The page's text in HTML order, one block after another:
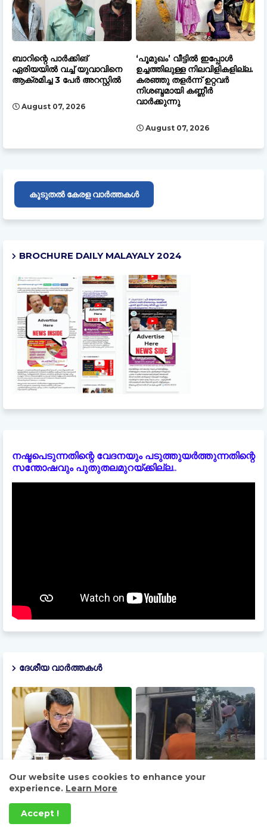
ബാറിന്റെ പാർക്കിങ്
ഏരിയയിൽ വച്ച് യുവാവിനെ
ആക്രമിച്ച 3 പേർ അറസ്റ്റിൽ
August 07, 2026
‘പൂമുഖം’ വീട്ടിൽ ഇപ്പോൾ
ഉച്ചത്തിലുള്ള നിലവിളികളില്ല.
കരഞ്ഞു തളർന്ന് ഉറ്റവർ
നിശബ്ദമായി കണ്ണീർ
വാർക്കുന്നു
August 07, 2026
കൂടുതൽ കേരള വാർത്തകൾ
BROCHURE DAILY MALAYALY 2024
നഷ്ടപെടുന്നതിന്റെ വേദനയും പടുത്തുയർത്തുന്നതിന്റെ
സന്തോഷവും പുതുതലമുറയ്ക്കില്ല..
ദേശീയ വാർത്തകൾ
തീവ്രവാദ പ്രചാരണം:
മഹാരാഷ്ട്രയില്‍ 114
നിരോധനം
കോഴിക്കോട്-ബെംഗളൂരു
Our website uses cookies to enhance your
experience. Learn More
Accept !